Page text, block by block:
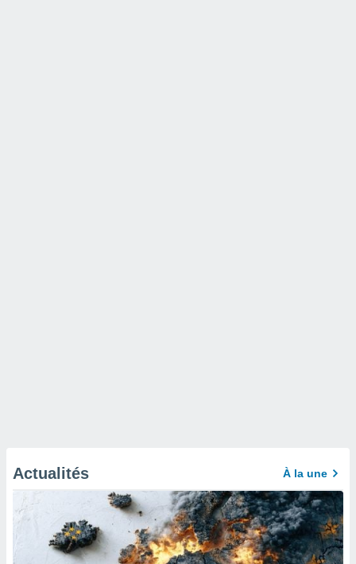
Actualités À la une